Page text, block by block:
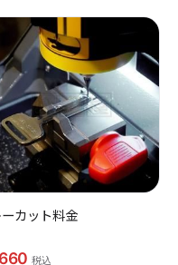
ーカット料金
税込